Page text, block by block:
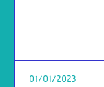
01/01/2023